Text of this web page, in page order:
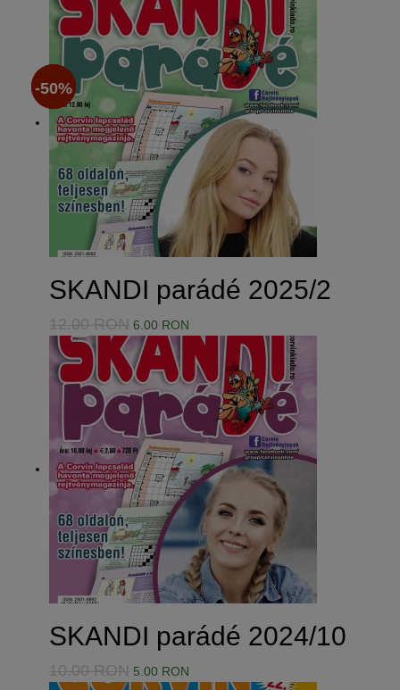
SKANDI parádé 2025/2
-50%
12.00 RON 6.00 RON
SKANDI parádé 2024/10
-50%
10.00 RON 5.00 RON
-50%
-50%